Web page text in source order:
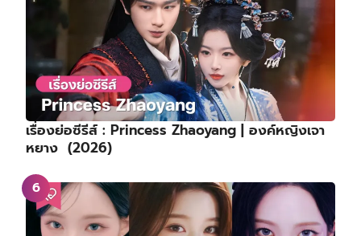
เรื่องย่อซีรีส์ : Princess Zhaoyang | องค์หญิงเจา
หยาง (2026)